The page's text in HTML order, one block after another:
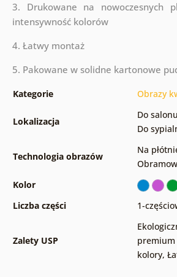
3. Drukowane na nowoczesnych
intensywność kolorów
4. Łatwy montaż
5. Pakowane w solidne kartonowe
Kategorie Obrazy
Lokalizacja
Do salonu
Do
Technologia obrazów
Na
Kolor
Liczba części
1-
Zalety USP
premium
kolory,